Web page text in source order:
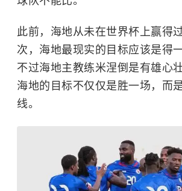
此前，海地从未在世界杯上赢得
次，海地最现实的目标应该是得
不过海地主教练米涅倒是有雄心
海地的目标不仅仅是胜一场，而
线。